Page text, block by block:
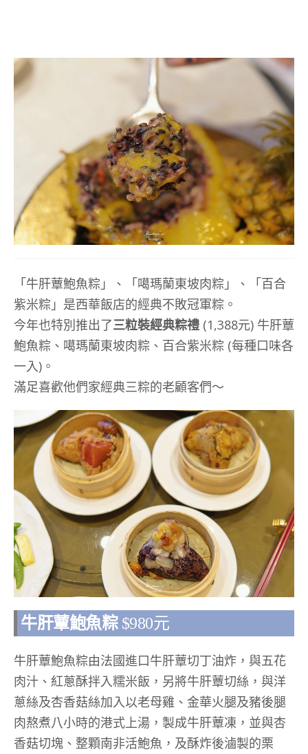
「牛肝蕈鮑魚粽」、「噶瑪蘭東坡肉粽」、「百合
紫米粽」是西華飯店的經典不敗冠軍粽。
今年也特別推出了三粒裝經典粽禮 (1,388元) 牛肝蕈
鮑魚粽、噶瑪蘭東坡肉粽、百合紫米粽 (每種口味各
一入)。
滿足喜歡他們家經典三粽的老顧客們～
牛肝蕈鮑魚粽$980元
牛肝蕈鮑魚粽由法國進口牛肝蕈切丁油炸，與五花
肉汁、紅蔥酥拌入糯米飯，另將牛肝蕈切絲，與洋
蔥絲及杏香菇絲加入以老母雞、金華火腿及豬後腿
肉熬煮八小時的港式上湯，製成牛肝蕈凍，並與杏
香菇切塊、整顆南非活鮑魚，及酥炸後滷製的栗